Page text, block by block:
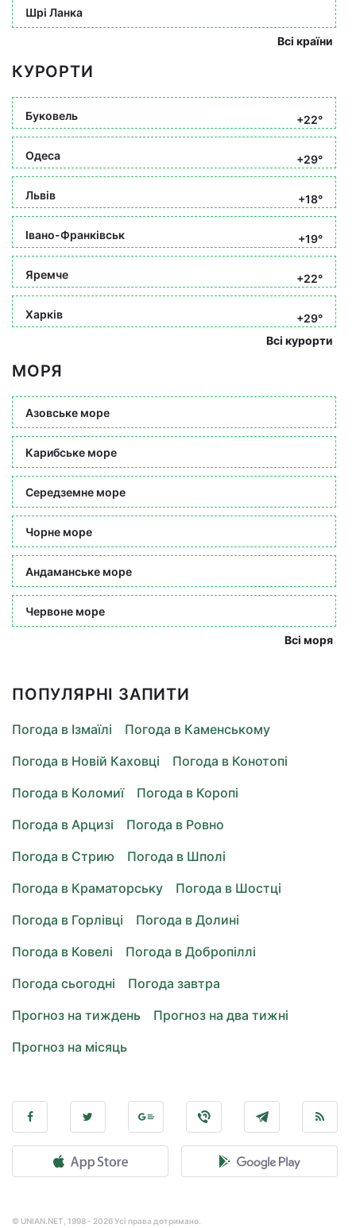
Шрі Ланка
Всі країни
КУРОРТИ
Буковель +22°
Одеса +29°
Львів +18°
Івано-Франківськ +19°
Яремче +22°
Харків
+29°
Всі курорти
МОРЯ
Азовське море
Карибське море
Середземне море
Чорне море
Андаманське море
Червоне море
Всі моря
ПОПУЛЯРНІ ЗАПИТИ
Погода в Ізмаїлі
Погода в Каменському
Погода в Новій Каховці
Погода в Конотопі
Погода в Коломиї
Погода в Коропі
Погода в Арцизі
Погода в Ровно
Погода в Стрию
Погода в Шполі
Погода в Краматорську
Погода в Шостці
Погода в Горлівці
Погода в Долині
Погода в Ковелі
Погода в Добропіллі
Погода сьогодні
Погода завтра
Прогноз на тиждень
Прогноз на два тижні
Прогноз на місяць
© UNIAN.NET, 1998 - 2026 Усі права дотримано.